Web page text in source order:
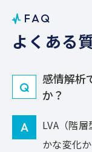
FAQ
よ く ある
Q
感情解析
か？
A
LVA（階
かな変化